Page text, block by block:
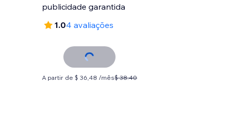
publicidade garantida
1.04 avaliações
A partir de $ 36,48 /mês$ 38.40